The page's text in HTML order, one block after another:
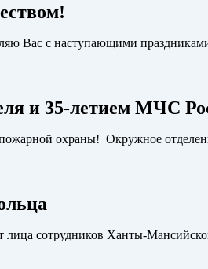
Вас с наступающими
и 35-летием МЧС
охраны! Окружное
сотрудников Ханты-